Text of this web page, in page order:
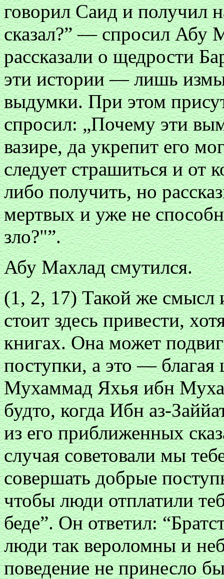
говорил Саид и получил
сказал?” — спросил Абу
рассказали о щедрости
эти истории — лишь
выдумки. При этом
спросил: „Почему эти
вазире, да укрепит его
следует страшиться и от
либо получить, но
мертвых и уже не
зло?"”.
Абу Махлад смутился.
(1, 2, 17) Такой же смысл
стоит здесь привести,
книгах. Она может
поступки, а это — благая
Мухаммад Яхья ибн
будто, когда Ибн аз-
из его приближенных
случая советовали мы
совершать добрые
чтобы люди отплатили
беде”. Он ответил:
люди так вероломны и
поведение не принесло